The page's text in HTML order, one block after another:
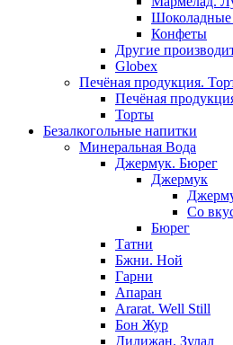
Шоколадные
Конфеты
Другие
Globex
Печёная продукция.
Печёная
Торты
Безалкогольные напитки
Минеральная Вода
Джермук. Бюрег
Джермук
Со
Бюрег
Татни
Бжни. Ной
Гарни
Апаран
Ararat. Well Still
Бон Жур
Дилижан. Зулал